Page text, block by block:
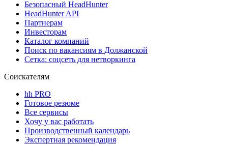
Безопасный HeadHunter
HeadHunter API
Партнерам
Инвесторам
Каталог компаний
Поиск по вакансиям в Должанской
Сетка: соцсеть для нетворкинга
Соискателям
hh PRO
Готовое резюме
Все сервисы
Хочу у вас работать
Производственный календарь
Экспертная рекомендация